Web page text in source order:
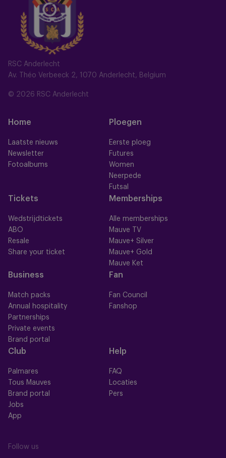
RSC Anderlecht
Av. Théo Verbeeck 2, 1070 Anderlecht, Belgium
© 2026 RSC Anderlecht
Home
Laatste nieuws
Newsletter
Fotoalbums
Ploegen
Eerste ploeg
Futures
Women
Neerpede
Futsal
Tickets
Wedstrijdtickets
ABO
Resale
Share your ticket
Memberships
Alle memberships
Mauve TV
Mauve+ Silver
Mauve+ Gold
Mauve Ket
Business
Match packs
Annual hospitality
Partnerships
Private events
Brand portal
Fan
Fan Council
Fanshop
Club
Palmares
Tous Mauves
Brand portal
Jobs
App
Help
FAQ
Locaties
Pers
Follow us